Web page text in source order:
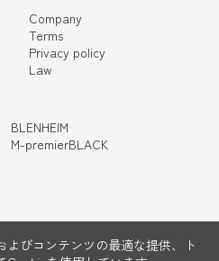
Company
Terms
Privacy policy
Law
BLENHEIM
M-premierBLACK
びコンテンツの最適な提供、ト